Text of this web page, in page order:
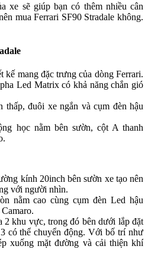
xe sẽ giúp bạn có thêm nhiều cân
mua Ferrari SF90 Stradale không.
kế mang đặc trưng của dòng Ferrari.
Led Matrix có khả năng chắn gió
đuôi xe ngắn và cụm đèn hậu
học nằm bên sườn, cột A thanh
kính 20inch bên sườn xe tạo nên
với người nhìn.
nằm cao cùng cụm đèn Led hậu
2 khu vực, trong đó bên dưới lắp đặt
có thể chuyển động. Với bố trí như
xuống mặt đường và cải thiện khí